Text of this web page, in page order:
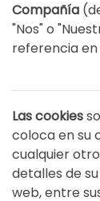
Compañía
"Nos" o
referencia
Las cookies
coloca en su
cualquier
detalles de
web, entre